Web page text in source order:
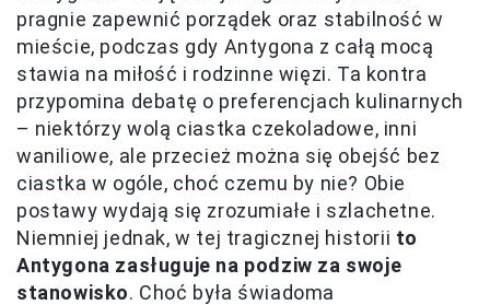
pragnie zapewnić porządek oraz stabilność w
mieście, podczas gdy Antygona z całą mocą
stawia na miłość i rodzinne więzi. Ta kontra
przypomina debatę o preferencjach kulinarnych
– niektórzy wolą ciastka czekoladowe, inni
waniliowe, ale przecież można się obejść bez
ciastka w ogóle, choć czemu by nie? Obie
postawy wydają się zrozumiałe i szlachetne.
Niemniej jednak, w tej tragicznej historii to
Antygona zasługuje na podziw za swoje
stanowisko. Choć była świadoma